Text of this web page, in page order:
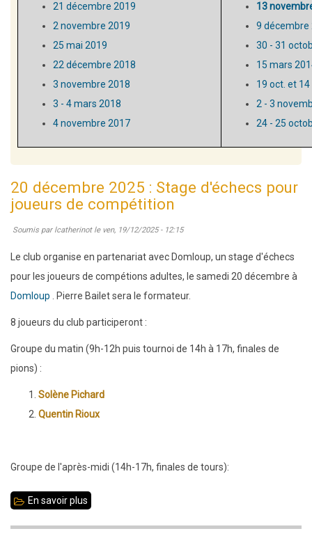
21 décembre 2019
2 novembre 2019
25 mai 2019
22 décembre 2018
3 novembre 2018
3 - 4 mars 2018
4 novembre 2017
13
9 décembre
30 - 31
15 mars
19 oct. et
2 - 3
24 - 25
20 décembre 2025 : Stage d'échecs pour
joueurs de compétition
Soumis par lcatherinotle ven, 19/12/2025 - 12:15
Le club organise en partenariat avec Domloup, un stage d'échecs
pour les joueurs de compétions adultes, le samedi 20 décembre à
Domloup . Pierre Bailet sera le formateur.
8 joueurs du club participeront :
Groupe du matin (9h-12h puis tournoi de 14h à 17h, finales de
pions) :
Solène Pichard
Quentin Rioux
Groupe de l'après-midi (14h-17h, finales de tours):
En savoir plus